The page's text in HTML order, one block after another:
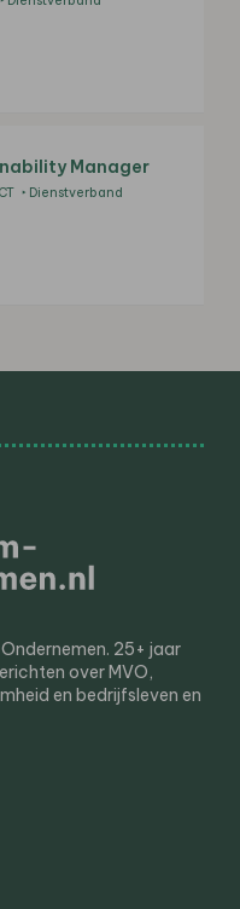
Manager
Dienstverband
25+ jaar
over MVO,
en bedrijfsleven en